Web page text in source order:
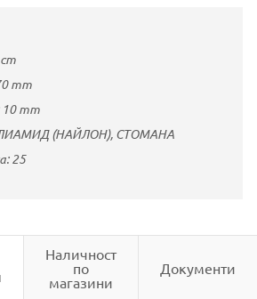
cm
mm
10mm
(НАЙЛОН), СТОМАНА
25
Наличност
по
магазини
Документи